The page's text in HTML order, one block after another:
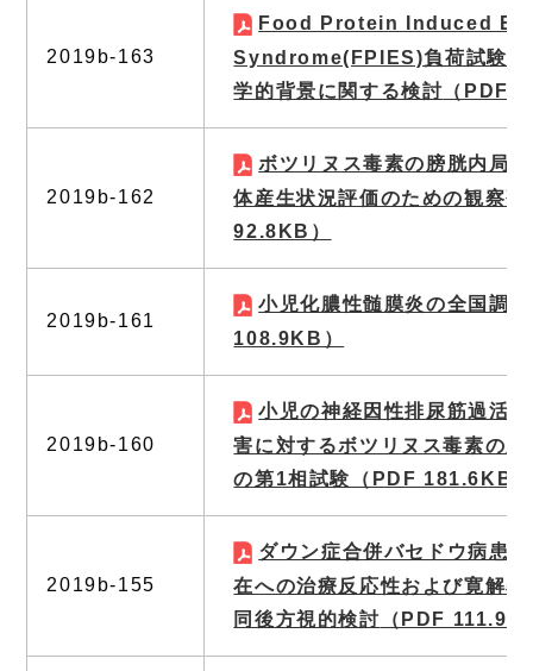
2019b-163
Food Protein Induced
Syndrome(FPIES)負荷試験の
学的背景に関する検討 （PDF
2019b-162
ボツリヌス毒素の膀胱内局
体産生状況評価のための観察研
92.8KB）
2019b-161
小児化膿性髄膜炎の全国調査
108.9KB）
2019b-160
小児の神経因性排尿筋過活
害に対するボツリヌス毒素の
の第1相試験
（PDF 181.6KB）
2019b-155
ダウン症合併バセドウ病患
在への治療反応性および寛解
同後方視的検討 （PDF